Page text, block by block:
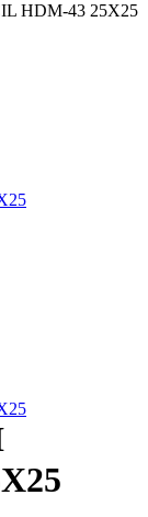
HDM-43 25X25